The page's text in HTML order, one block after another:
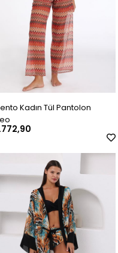
Kadın Tül Pantolon